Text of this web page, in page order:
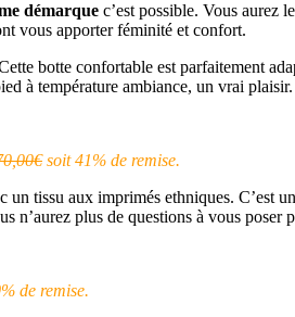
démarque c’est possible. Vous aurez
vous apporter féminité et confort.
botte confortable est parfaitement
à température ambiance, un vrai plaisir.
soit 41% de remise.
tissu aux imprimés ethniques.
n’aurez plus de questions à vous
de remise.